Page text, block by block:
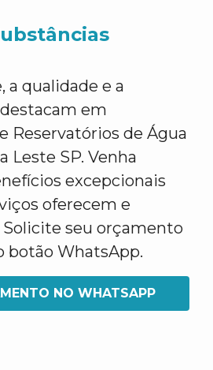
a qualidade e a
em
Reservatórios de Água
Leste SP. Venha
excepcionais
oferecem e
Solicite seu orçamento
botão WhatsApp.
NO WHATSAPP